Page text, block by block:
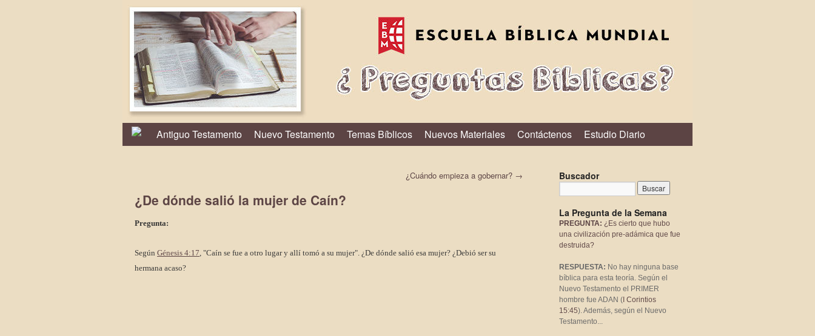
Antiguo Testamento Nuevo Testamento Temas Bíblicos Nuevos Materiales Contáctenos Estudio Diario
¿Cuándo empieza a gobernar? →
¿De dónde salió la mujer de Caín?
Pregunta:
Según Génesis 4:17, "Caín se fue a otro lugar y allí tomó a su mujer". ¿De dónde salió esa mujer? ¿Debió ser su
hermana acaso?
Buscador
La Pregunta de la Semana
PREGUNTA: ¿Es cierto que hubo
una civilización pre-adámica que fue
destruida?
RESPUESTA: No hay ninguna base
bíblica para esta teoría. Según el
Nuevo Testamento el PRIMER
hombre fue ADAN ( I Corintios
15:45). Además, según el Nuevo
Testamento...